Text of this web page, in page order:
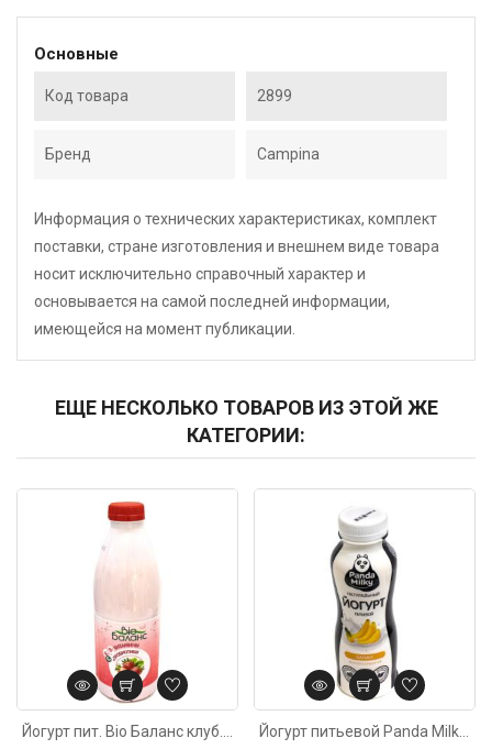
Основные
Код товара 2899
Бренд Campina
Информация о технических характеристиках, комплект
поставки, стране изготовления и внешнем виде товара
носит исключительно справочный характер и
основывается на самой последней информации,
имеющейся на момент публикации.
ЕЩЕ НЕСКОЛЬКО ТОВАРОВ ИЗ ЭТОЙ ЖЕ
КАТЕГОРИИ: